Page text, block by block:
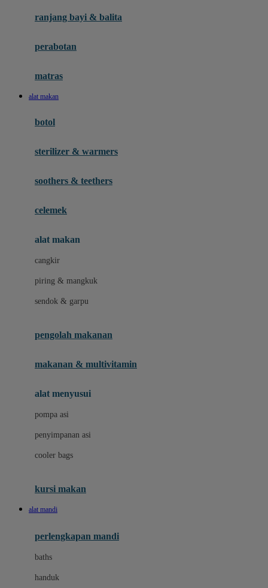
Haenim
Hot Wheels
Huanger
Hybrid
I
Joie
Jurassic World
Kumon
Leapfrog
ranjang bayi & balita
perabotan
matras
alat makan
botol
sterilizer & warmers
soothers & teethers
celemek
alat makan
cangkir
piring & mangkuk
sendok & garpu
pengolah makanan
makanan & multivitamin
alat menyusui
pompa asi
penyimpanan asi
cooler bags
kursi makan
alat mandi
perlengkapan mandi
baths
handuk